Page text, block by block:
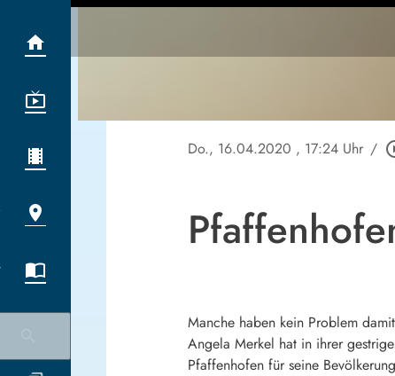
Do., 16.04.2020 , 17:24 Uhr /
Manche haben kein Problem
Angela Merkel hat in ihrer
Pfaffenhofen für seine